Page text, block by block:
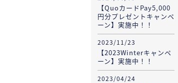
【QuoカードPay5,000
円分プレゼントキャンペ
ーン】実施中！！
2023/11/23
【2023Winterキャンペ
ーン】実施中！！
2023/04/24